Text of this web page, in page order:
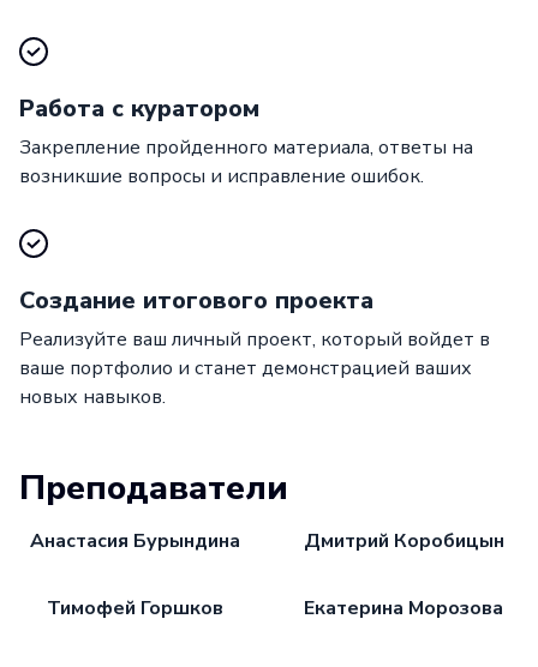
Работа с куратором
Закрепление пройденного материала, ответы на
возникшие вопросы и исправление ошибок.
Создание итогового проекта
Реализуйте ваш личный проект, который войдет в
ваше портфолио и станет демонстрацией ваших
новых навыков.
Преподаватели
Анастасия Бурындина Дмитрий Коробицын
Тимофей Горшков Екатерина Морозова